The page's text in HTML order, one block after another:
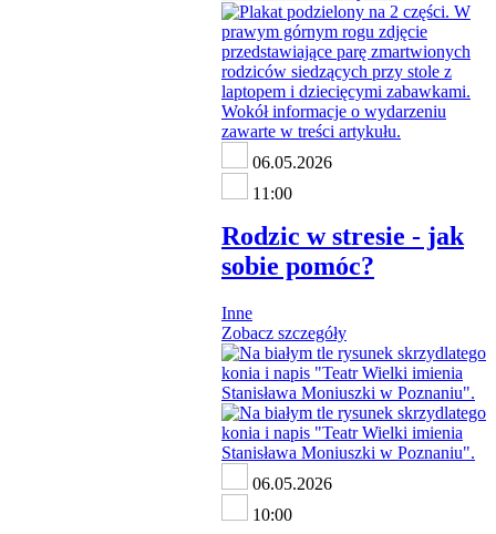
06.05.2026
11:00
Rodzic w stresie - jak
sobie pomóc?
Inne
Zobacz szczegóły
06.05.2026
10:00